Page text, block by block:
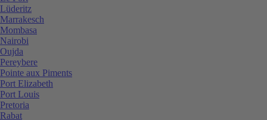
Lüderitz
Marrakesch
Mombasa
Nairobi
Oujda
Pereybere
Pointe aux Piments
Port Elizabeth
Port Louis
Pretoria
Rabat